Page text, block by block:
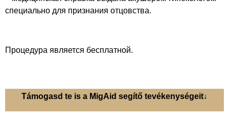
специально для признания отцовства.
Процедура является бесплатной.
Támogasd te is a MigAid segítő tevékenységeit↓